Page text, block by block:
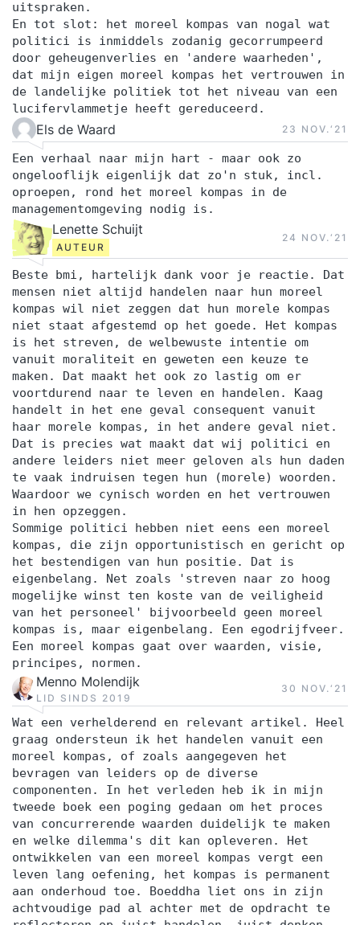
uitspraken.
En tot slot: het moreel kompas van nogal wat
politici is inmiddels zodanig gecorrumpeerd
door geheugenverlies en 'andere waarheden',
dat mijn eigen moreel kompas het vertrouwen in
de landelijke politiek tot het niveau van een
lucifervlammetje heeft gereduceerd.
Els de Waard 23 NOV.‘21
Een verhaal naar mijn hart - maar ook zo
ongelooflijk eigenlijk dat zo'n stuk, incl.
oproepen, rond het moreel kompas in de
managementomgeving nodig is.
Lenette Schuijt
AUTEUR
24 NOV.‘21
Beste bmi, hartelijk dank voor je reactie. Dat
mensen niet altijd handelen naar hun moreel
kompas wil niet zeggen dat hun morele kompas
niet staat afgestemd op het goede. Het kompas
is het streven, de welbewuste intentie om
vanuit moraliteit en geweten een keuze te
maken. Dat maakt het ook zo lastig om er
voortdurend naar te leven en handelen. Kaag
handelt in het ene geval consequent vanuit
haar morele kompas, in het andere geval niet.
Dat is precies wat maakt dat wij politici en
andere leiders niet meer geloven als hun daden
te vaak indruisen tegen hun (morele) woorden.
Waardoor we cynisch worden en het vertrouwen
in hen opzeggen.
Sommige politici hebben niet eens een moreel
kompas, die zijn opportunistisch en gericht op
het bestendigen van hun positie. Dat is
eigenbelang. Net zoals 'streven naar zo hoog
mogelijke winst ten koste van de veiligheid
van het personeel' bijvoorbeeld geen moreel
kompas is, maar eigenbelang. Een egodrijfveer.
Een moreel kompas gaat over waarden, visie,
principes, normen.
Menno Molendijk
LID SINDS 2019
30 NOV.‘21
Wat een verhelderend en relevant artikel. Heel
graag ondersteun ik het handelen vanuit een
moreel kompas, of zoals aangegeven het
bevragen van leiders op de diverse
componenten. In het verleden heb ik in mijn
tweede boek een poging gedaan om het proces
van concurrerende waarden duidelijk te maken
en welke dilemma's dit kan opleveren. Het
ontwikkelen van een moreel kompas vergt een
leven lang oefening, het kompas is permanent
aan onderhoud toe. Boeddha liet ons in zijn
achtvoudige pad al achter met de opdracht te